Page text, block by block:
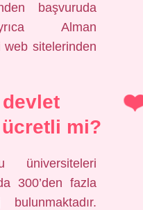
başvuruda
Alman
web sitelerinden
mi?
üniversiteleri
300’den fazla